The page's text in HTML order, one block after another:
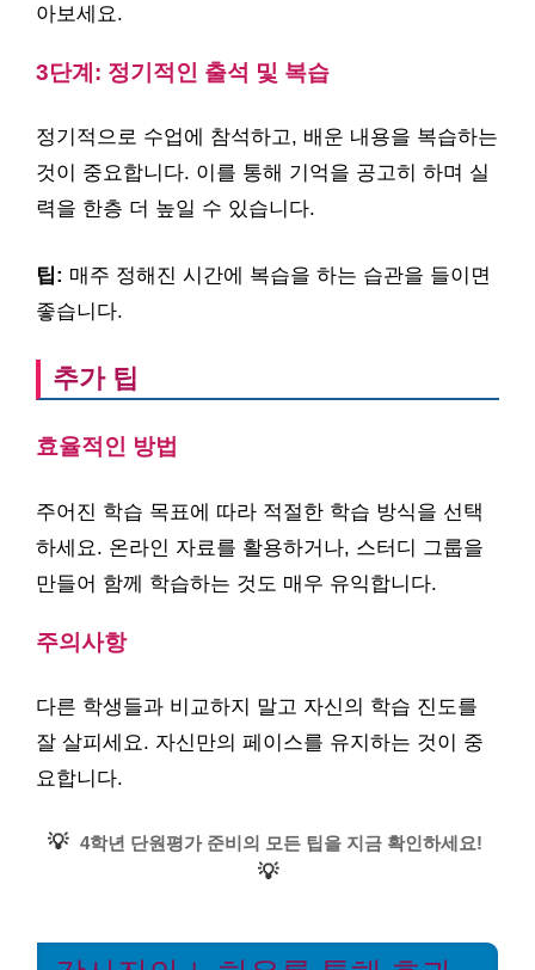
아보세요.
3단계: 정기적인 출석 및 복습
정기적으로 수업에 참석하고, 배운 내용을 복습하는
것이 중요합니다. 이를 통해 기억을 공고히 하며 실
력을 한층 더 높일 수 있습니다.
팁: 매주 정해진 시간에 복습을 하는 습관을 들이면
좋습니다.
추가 팁
효율적인 방법
주어진 학습 목표에 따라 적절한 학습 방식을 선택
하세요. 온라인 자료를 활용하거나, 스터디 그룹을
만들어 함께 학습하는 것도 매우 유익합니다.
주의사항
다른 학생들과 비교하지 말고 자신의 학습 진도를
잘 살피세요. 자신만의 페이스를 유지하는 것이 중
요합니다.
💡 4학년 단원평가 준비의 모든 팁을 지금 확인하세요!
💡